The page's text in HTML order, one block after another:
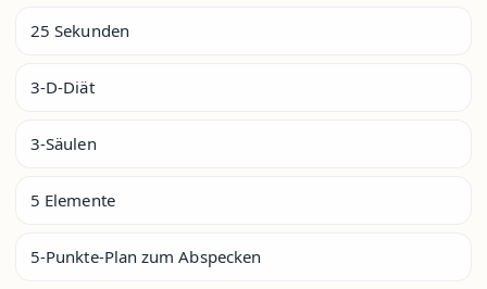
25 Sekunden
3-D-Diät
3-Säulen
5 Elemente
5-Punkte-Plan zum Abspecken